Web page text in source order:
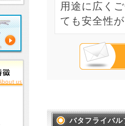
用途に広く
ても安全性
バタフライバル